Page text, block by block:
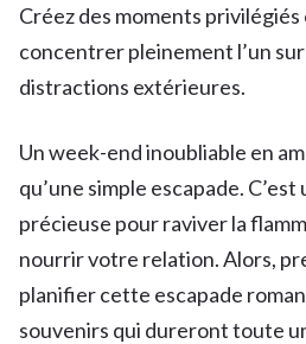
Créez des moments
concentrer pleinement l’un sur
distractions extérieures.
Un week-end inoubliable en
qu’une simple escapade.
précieuse pour raviver la
nourrir votre relation. Alors,
planifier cette escapade
souvenirs qui dureront toute